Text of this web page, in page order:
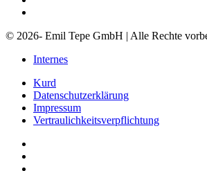
© 2026- Emil Tepe GmbH | Alle Rechte
Internes
Kurd
Datenschutzerklärung
Impressum
Vertraulichkeitsverpflichtung